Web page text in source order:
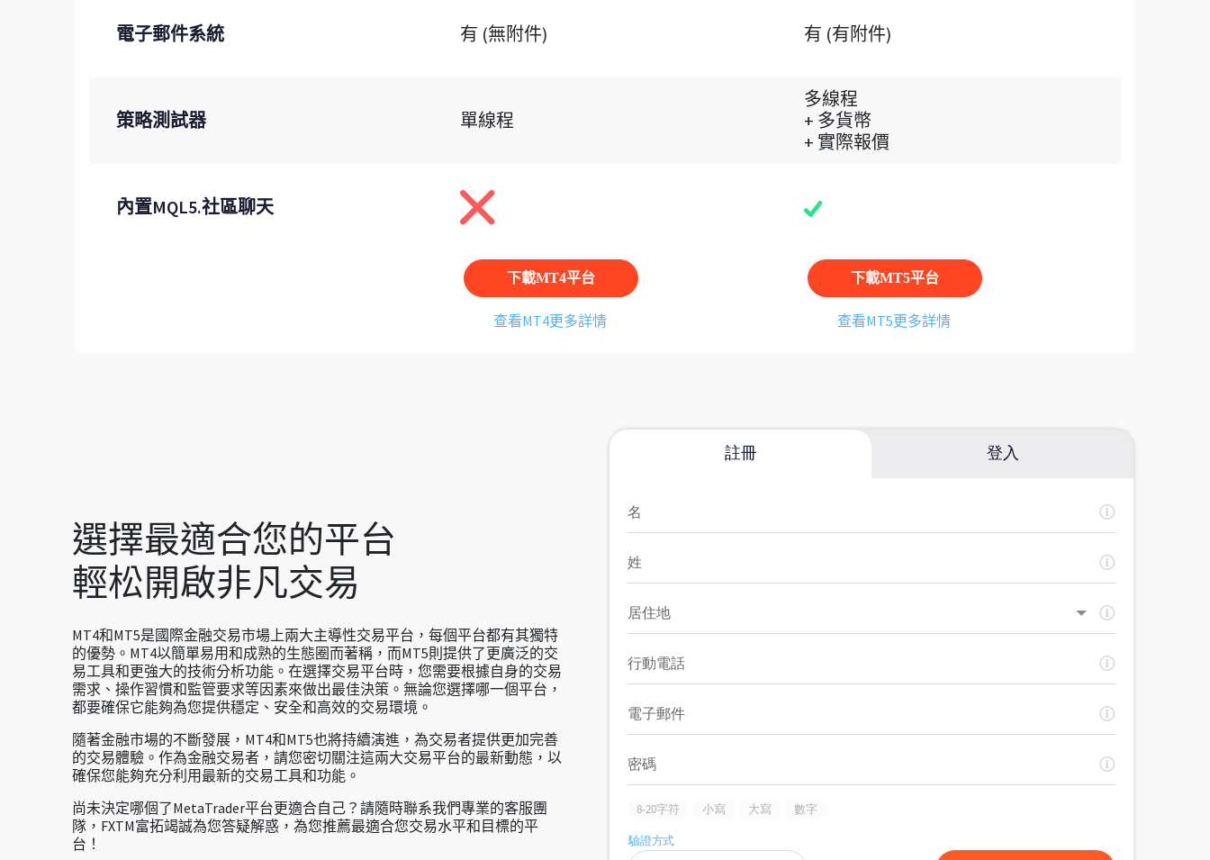
電子郵件系統 有 (無附件) 有 (有附件)
策略測試器 單線程
多線程
+ 多貨幣
+ 實際報價
內置MQL5.社區聊天
下載MT4平台
查看MT4更多詳情
下載MT5平台
查看MT5更多詳情
選擇最適合您的平台
輕松開啟非凡交易
MT4和MT5是國際金融交易市場上兩大主導性交易平台，每個平台都有其獨特
的優勢。MT4以簡單易用和成熟的生態圈而著稱，而MT5則提供了更廣泛的交
易工具和更強大的技術分析功能。在選擇交易平台時，您需要根據自身的交易
需求、操作習慣和監管要求等因素來做出最佳決策。無論您選擇哪一個平台，
都要確保它能夠為您提供穩定、安全和高效的交易環境。
隨著金融市場的不斷發展，MT4和MT5也將持續演進，為交易者提供更加完善
的交易體驗。作為金融交易者，請您密切關注這兩大交易平台的最新動態，以
確保您能夠充分利用最新的交易工具和功能。
尚未決定哪個了MetaTrader平台更適合自己？請隨時聯系我們專業的客服團
隊，FXTM富拓竭誠為您答疑解惑，為您推薦最適合您交易水平和目標的平
台！